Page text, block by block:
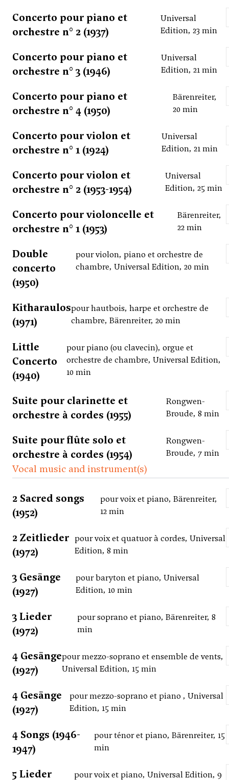
Concerto pour piano et
orchestre n° 2 (1937)
Universal
Edition, 23 min
Concerto pour piano et
orchestre n° 3 (1946)
Universal
Edition, 21 min
Concerto pour piano et
orchestre n° 4 (1950)
Bärenreiter,
20 min
Concerto pour violon et
orchestre n° 1 (1924)
Universal
Edition, 21 min
Concerto pour violon et
orchestre n° 2 (1953-1954)
Universal
Edition, 25 min
Concerto pour violoncelle et
orchestre n° 1 (1953)
Bärenreiter,
22 min
Double
concerto
(1950)
pour violon, piano et orchestre de
chambre, Universal Edition, 20 min
Kitharaulos
(1971)
pour hautbois, harpe et orchestre de
chambre, Bärenreiter, 20 min
Little
Concerto
(1940)
pour piano (ou clavecin), orgue et
orchestre de chambre, Universal Edition,
10 min
Suite pour clarinette et
orchestre à cordes (1955)
Rongwen-
Broude, 8 min
Suite pour flûte solo et
orchestre à cordes (1954)
Rongwen-
Broude, 7 min
Vocal music and instrument(s)
2 Sacred songs
(1952)
pour voix et piano, Bärenreiter,
12 min
2 Zeitlieder
(1972)
pour voix et quatuor à cordes, Universal
Edition, 8 min
3 Gesänge
(1927)
pour baryton et piano, Universal
Edition, 10 min
3 Lieder
(1972)
pour soprano et piano, Bärenreiter, 8
min
4 Gesänge
(1927)
pour mezzo-soprano et ensemble de vents,
Universal Edition, 15 min
4 Gesänge
(1927)
pour mezzo-soprano et piano , Universal
Edition, 15 min
4 Songs (1946-
1947)
pour ténor et piano, Bärenreiter, 15
min
5 Lieder pour voix et piano, Universal Edition, 9